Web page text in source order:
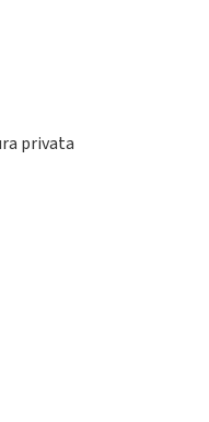
privata